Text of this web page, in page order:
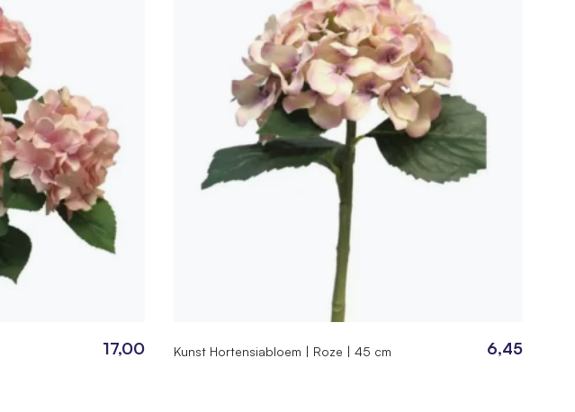
17,00 Kunst Hortensiabloem | Roze | 45 cm 6,45